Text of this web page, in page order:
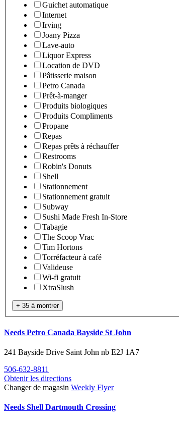
Guichet automatique
Internet
Irving
Joany Pizza
Lave-auto
Liquor Express
Location de DVD
Pâtisserie maison
Petro Canada
Prêt-à-manger
Produits biologiques
Produits Compliments
Propane
Repas
Repas prêts à réchauffer
Restrooms
Robin's Donuts
Shell
Stationnement
Stationnement gratuit
Subway
Sushi Made Fresh In-Store
Tabagie
The Scoop Vrac
Tim Hortons
Torréfacteur à café
Valideuse
Wi-fi gratuit
XtraSlush
+ 35 à montrer
Needs Petro Canada Bayside St John
241 Bayside Drive Saint John nb E2J 1A7
506-632-8811
Obtenir les directions
Changer de magasin Weekly Flyer
Needs Shell Dartmouth Crossing